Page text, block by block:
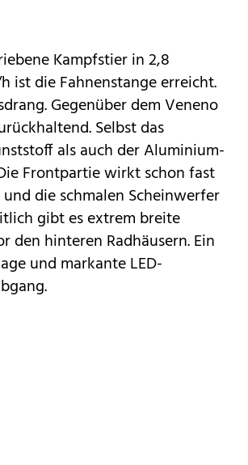
Kampfstier in 2,8
ist die Fahnenstange erreicht.
Gegenüber dem Veneno
Selbst das
als auch der Aluminium-
Frontpartie wirkt schon fast
die schmalen Scheinwerfer
gibt es extrem breite
hinteren Radhäusern. Ein
und markante LED-